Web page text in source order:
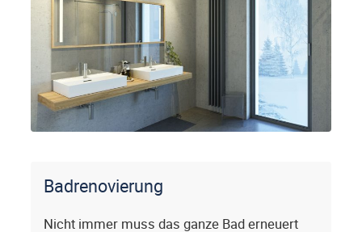
Badrenovierung
Nicht immer muss das ganze Bad erneuert